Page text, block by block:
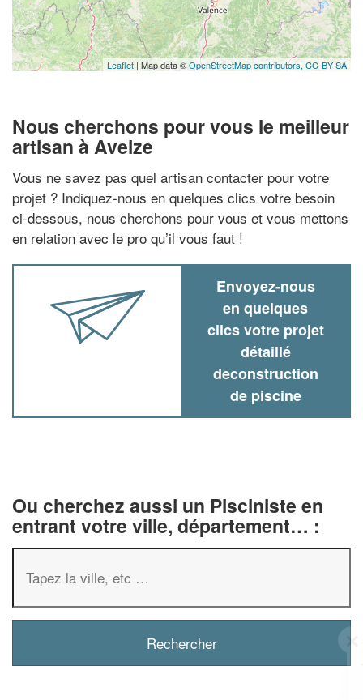
Leaflet | Map data ©OpenStreetMap contributors, CC-BY-SA
Nous cherchons pour vous le meilleur
artisan à Aveize
Vous ne savez pas quel artisan contacter pour votre
projet ? Indiquez-nous en quelques clics votre besoin
ci-dessous, nous cherchons pour vous et vous mettons
en relation avec le pro qu’il vous faut !
Envoyez-nous
en quelques
clics votre projet
détaillé
deconstruction
de piscine
Ou cherchez aussi un Pisciniste en
entrant votre ville, département… :
Vous êtes un